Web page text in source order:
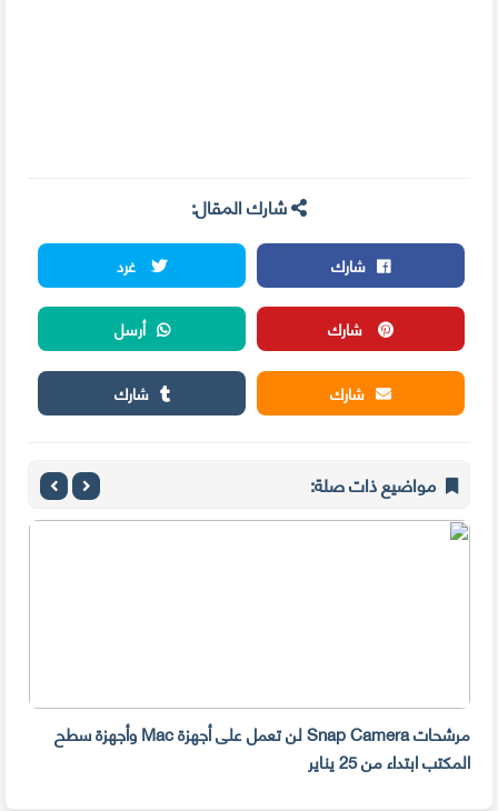
شارك المقال:
شارك
غرد
شارك
أرسل
شارك
شارك
مواضيع ذات صلة:
مرشحات Snap Camera لن تعمل على أجهزة Mac وأجهزة سطح
المكتب ابتداء من 25 يناير